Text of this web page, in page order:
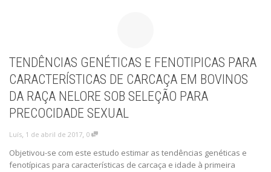
TENDÊNCIAS GENÉTICAS E FENOTIPICAS PARA
CARACTERÍSTICAS DE CARCAÇA EM BOVINOS
DA RAÇA NELORE SOB SELEÇÃO PARA
PRECOCIDADE SEXUAL
Luís, 1 de abril de 2017, 0
Objetivou-se com este estudo estimar as tendências genéticas e
fenotípicas para características de carcaça e idade à primeira